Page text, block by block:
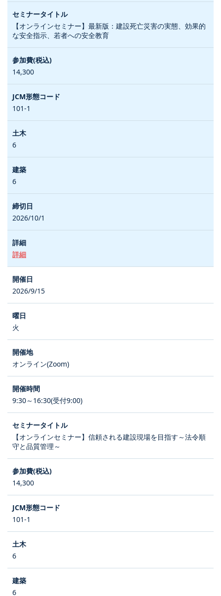
【オンラインセミナー】最新版：建設死亡災害の実態、効果的
な安全指示、若者への安全教育
14,300
101-1
6
6
2026/10/1
詳細
2026/9/15
火
オンライン(Zoom)
9:30～16:30(受付9:00)
【オンラインセミナー】信頼される建設現場を目指す～法令順
守と品質管理～
14,300
101-1
6
6